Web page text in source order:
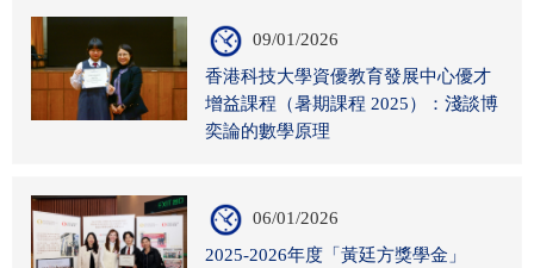
09/01/2026
香港科技大學資優教育發展中心優才
增益課程（暑期課程 2025）：淺談博
奕論的數學原理
06/01/2026
2025-2026年度「黃廷方獎學金」